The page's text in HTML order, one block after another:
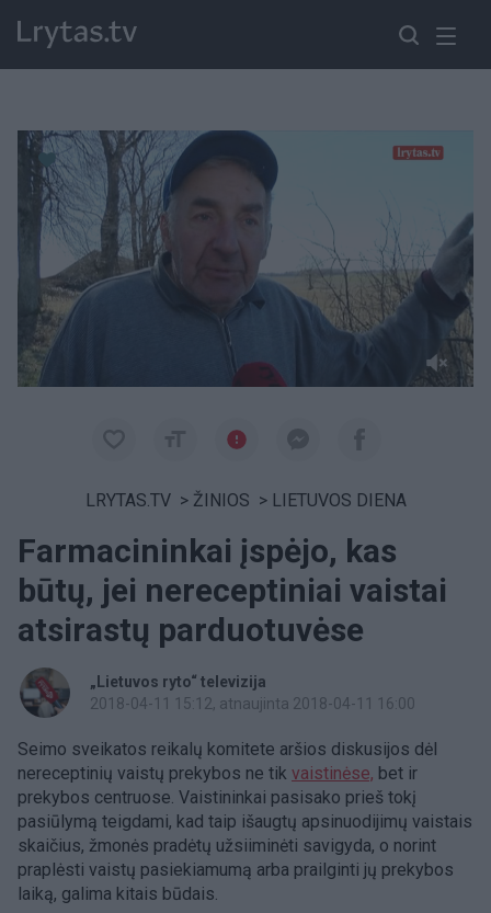
Paremkite Ukrainą
LRYTAS.TV > ŽINIOS > LIETUVOS DIENA
Farmacininkai įspėjo, kas
būtų, jei nereceptiniai vaistai
atsirastų parduotuvėse
„Lietuvos ryto“ televizija
2018-04-11 15:12, atnaujinta 2018-04-11 16:00
Seimo sveikatos reikalų komitete aršios diskusijos dėl
nereceptinių vaistų prekybos ne tik vaistinėse, bet ir
prekybos centruose. Vaistininkai pasisako prieš tokį
pasiūlymą teigdami, kad taip išaugtų apsinuodijimų vaistais
skaičius, žmonės pradėtų užsiiminėti savigyda, o norint
praplėsti vaistų pasiekiamumą arba prailginti jų prekybos
laiką, galima kitais būdais.